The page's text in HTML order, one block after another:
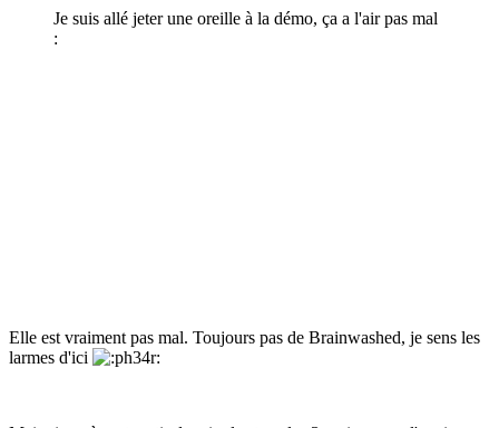
Je suis allé jeter une oreille à la démo, ça a l'air pas mal
:
Elle est vraiment pas mal. Toujours pas de Brainwashed, je sens les
larmes d'ici